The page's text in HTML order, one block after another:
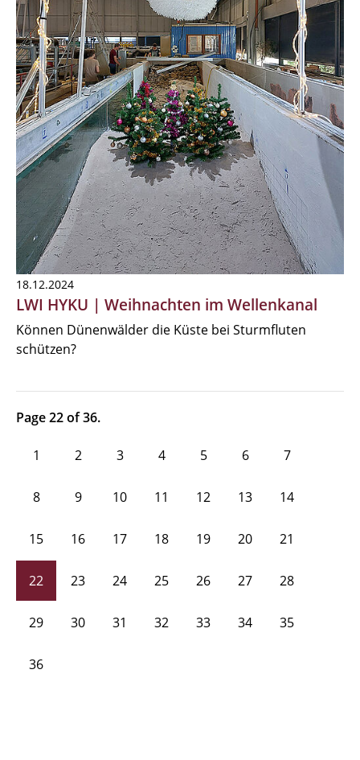
18.12.2024
LWI HYKU | Weihnachten im Wellenkanal
Können Dünenwälder die Küste bei Sturmfluten
schützen?
Page 22 of 36.
1 2 3 4 5 6 7
8 9 10 11 12 13 14
15 16 17 18 19 20 21
22 23 24 25 26 27 28
29 30 31 32 33 34 35
36